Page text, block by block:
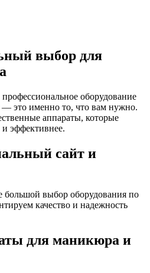
выбор для
оборудование
— это именно то, что вам нужно.
аппараты, которые
и эффективнее.
сайт и
большой выбор оборудования по
качество и надежность
для маникюра и